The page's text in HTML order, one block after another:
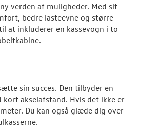
verden af muligheder. Med sit
bedre lasteevne og større
at inkluderer en kassevogn i to
sin succes. Den tilbyder en
akselafstand. Hvis det ikke er
Du kan også glæde dig over